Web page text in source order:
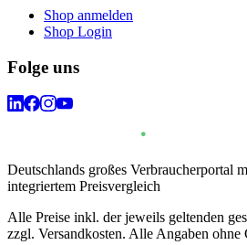
Shop anmelden
Shop Login
Folge uns
Deutschlands großes Verbraucherportal
integriertem Preisvergleich
Alle Preise inkl. der jeweils geltenden
zzgl. Versandkosten. Alle Angaben ohne